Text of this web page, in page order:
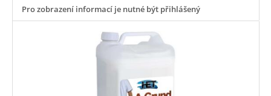
Pro zobrazení informací je nutné být přihlášený